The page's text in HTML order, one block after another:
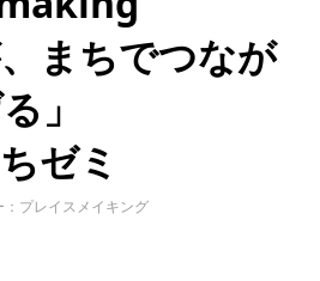
、まちでつなが
」
ゼミ
：プレイスメイキング